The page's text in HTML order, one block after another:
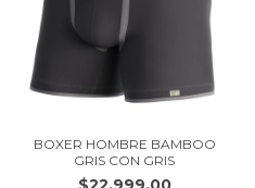
BOXER HOMBRE BAMBOO
GRIS CON GRIS